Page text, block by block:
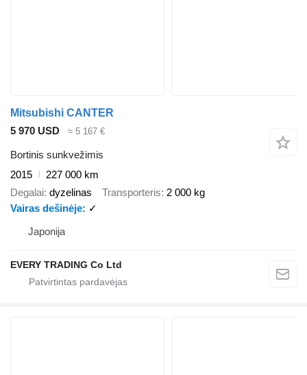
Mitsubishi CANTER
5 970 USD
≈ 5 167 €
Bortinis sunkvežimis
2015
227 000 km
Degalai dyzelinas Transporteris 2 000 kg
Vairas dešinėje
✓
Japonija
EVERY TRADING Co Ltd